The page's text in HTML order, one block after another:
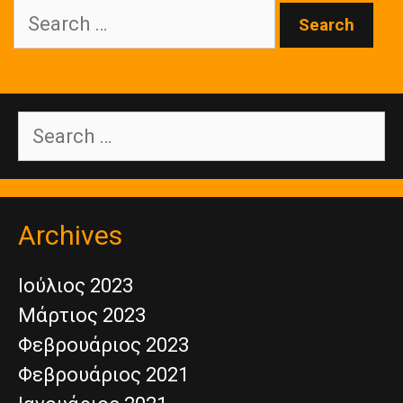
Search
for:
Search
for:
Archives
Ιούλιος 2023
Μάρτιος 2023
Φεβρουάριος 2023
Φεβρουάριος 2021